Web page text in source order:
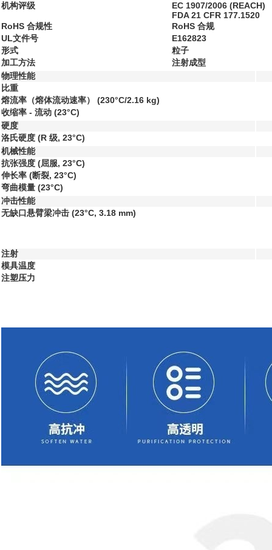
机构评级
EC 1907/2006 (REACH)
FDA 21 CFR 177.1520
RoHS 合规性
RoHS 合规
UL文件号
E162823
形式
粒子
加工方法
注射成型
物理性能
比重
熔流率（熔体流动速率） (230°C/2.16 kg)
收缩率 - 流动 (23°C)
硬度
洛氏硬度 (R 级, 23°C)
机械性能
抗张强度 (屈服, 23°C)
伸长率 (断裂, 23°C)
弯曲模量 (23°C)
冲击性能
无缺口悬臂梁冲击 (23°C, 3.18 mm)
注射
模具温度
注塑压力